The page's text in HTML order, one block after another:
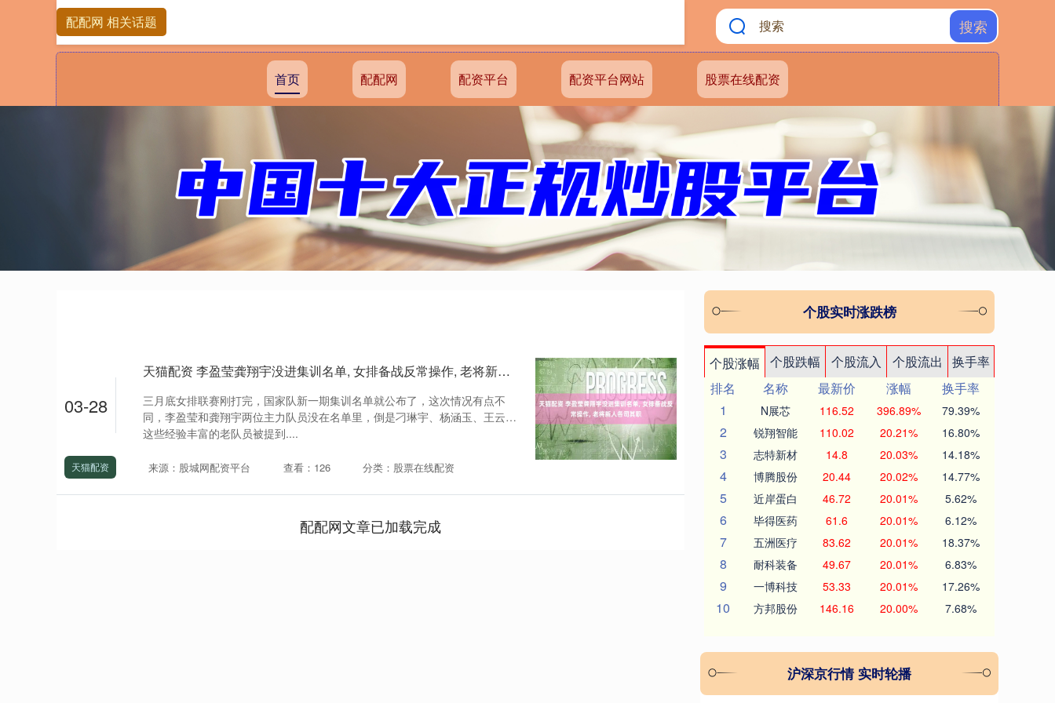
搜索
首页 配配网 配资平台 配资平台网站 股票在线配资
配配网 相关话题
03-28
天猫配资 李盈莹龚翔宇没进集训名单, 女排备战反常操作, 老将新人各司其职
三月底女排联赛刚打完，国家队新一期集训名单就公布了，这次情况有点不
同，李盈莹和龚翔宇两位主力队员没在名单里，倒是刁琳宇、杨涵玉、王云蕗
这些经验丰富的老队员被提到....
天猫配资 来源：股城网配资平台 查看：126 分类：股票在线配资
配配网文章已加载完成
个股实时涨跌榜
个股涨幅 个股跌幅 个股流入 个股流出
换手率
排名
名称 最新价 涨幅
换手率
1
N展芯 116.52 396.89% 79.39%
2 锐翔智能 110.02 20.21% 16.80%
3 志特新材 14.8 20.03% 14.18%
4 博腾股份 20.44 20.02% 14.77%
5 近岸蛋白 46.72 20.01% 5.62%
6 毕得医药 61.6 20.01% 6.12%
7 五洲医疗 83.62 20.01% 18.37%
8 耐科装备 49.67 20.01% 6.83%
9 一博科技 53.33 20.01% 17.26%
10 方邦股份 146.16 20.00% 7.68%
沪深京行情 实时轮播